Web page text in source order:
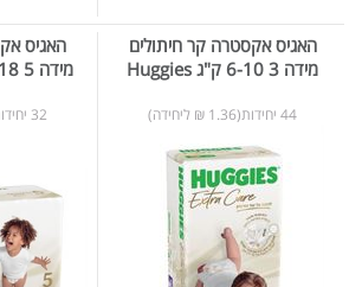
האגיס אקסטרה קר חיתולים
מידה 3 6-10 ק"ג Huggies
44 יחידות(1.36 ₪ ליחידה)
האגיס
מידה 5 12-18 ק"ג Huggies
32 יחידות(1.87 ₪ ליחידה)